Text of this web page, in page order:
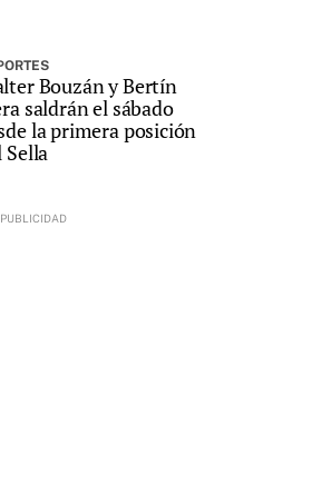
Bouzán y Bertín
saldrán el sábado
la primera posición
Sella